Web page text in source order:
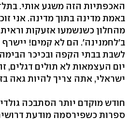
האכפתיות הזה משגע אותי.
באמת מדינה בתוך מדינה. אני
מהחלון כשנשמעו אזעקות
ב'לחמנינה'. הם לא קמים! יישרף
לשבת בבתי הקפה ובכיכר
יום העצמאות לא תולים דגלים,
ישראלי, אתה צריך להיות גאה
חודש מוקדם יותר הסתבכה
ספרות כשפירסמה מודעת